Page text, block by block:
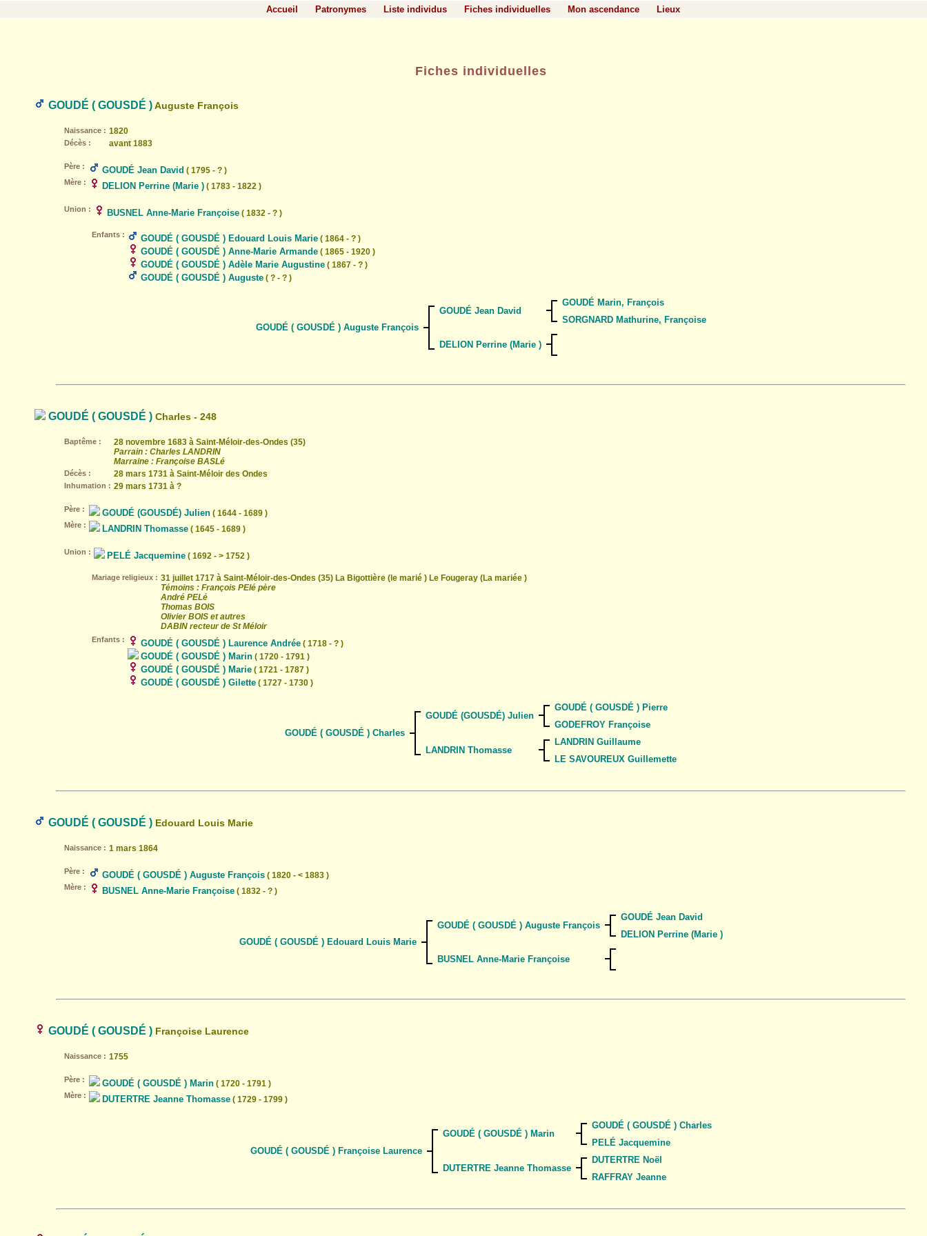
Accueil Patronymes Liste individus Fiches individuelles Mon ascendance Lieux
Fiches individuelles
GOUDÉ ( GOUSDÉ )Auguste François
Naissance : 1820
Décès : avant 1883
Père : GOUDÉ Jean David ( 1795 - ? )
Mère : DELION Perrine (Marie ) ( 1783 - 1822 )
Union : BUSNEL Anne-Marie Françoise ( 1832 - ? )
Enfants : GOUDÉ ( GOUSDÉ ) Edouard Louis Marie ( 1864 - ? )
GOUDÉ ( GOUSDÉ ) Anne-Marie Armande ( 1865 - 1920 )
GOUDÉ ( GOUSDÉ ) Adèle Marie Augustine ( 1867 - ? )
GOUDÉ ( GOUSDÉ ) Auguste ( ? - ? )
GOUDÉ ( GOUSDÉ ) Auguste François
GOUDÉ Jean David
GOUDÉ Marin, François
SORGNARD Mathurine, Françoise
DELION Perrine (Marie )
GOUDÉ ( GOUSDÉ ) Charles - 248
Baptême :
28 novembre 1683 à Saint-Méloir-des-Ondes (35)
Parrain : Charles LANDRIN
Marraine : Françoise BASLé
Décès : 28 mars 1731 à Saint-Méloir des Ondes
Inhumation : 29 mars 1731 à ?
Père : GOUDÉ (GOUSDÉ) Julien ( 1644 - 1689 )
Mère : LANDRIN Thomasse ( 1645 - 1689 )
Union : PELÉ Jacquemine ( 1692 - > 1752 )
Mariage religieux : 31 juillet 1717 à Saint-Méloir-des-Ondes (35) La Bigottière (le marié ) Le Fougeray (La mariée )
Témoins : François PElé père
André PELé
Thomas BOIS
Olivier BOIS et autres
DABIN recteur de St Méloir
Enfants : GOUDÉ ( GOUSDÉ ) Laurence Andrée ( 1718 - ? )
GOUDÉ ( GOUSDÉ ) Marin ( 1720 - 1791 )
GOUDÉ ( GOUSDÉ ) Marie ( 1721 - 1787 )
GOUDÉ ( GOUSDÉ ) Gilette ( 1727 - 1730 )
GOUDÉ ( GOUSDÉ ) Charles
GOUDÉ (GOUSDÉ) Julien
GOUDÉ ( GOUSDÉ ) Pierre
GODEFROY Françoise
LANDRIN Thomasse
LANDRIN Guillaume
LE SAVOUREUX Guillemette
GOUDÉ ( GOUSDÉ ) Edouard Louis Marie
Naissance : 1 mars 1864
Père : GOUDÉ ( GOUSDÉ ) Auguste François ( 1820 - < 1883 )
Mère : BUSNEL Anne-Marie Françoise ( 1832 - ? )
GOUDÉ ( GOUSDÉ ) Edouard Louis Marie
GOUDÉ ( GOUSDÉ ) Auguste François
GOUDÉ Jean David
DELION Perrine (Marie )
BUSNEL Anne-Marie Françoise
GOUDÉ ( GOUSDÉ ) Françoise Laurence
Naissance : 1755
Père : GOUDÉ ( GOUSDÉ ) Marin ( 1720 - 1791 )
Mère : DUTERTRE Jeanne Thomasse ( 1729 - 1799 )
GOUDÉ ( GOUSDÉ ) Françoise Laurence
GOUDÉ ( GOUSDÉ ) Marin
GOUDÉ ( GOUSDÉ ) Charles
PELÉ Jacquemine
DUTERTRE Jeanne Thomasse
DUTERTRE Noël
RAFFRAY Jeanne